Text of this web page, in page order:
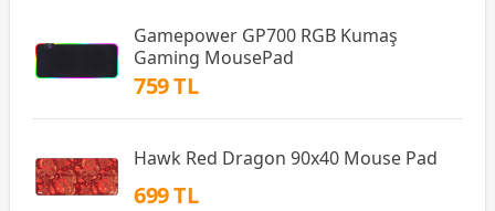
Gamepower GP700 RGB Kumaş
Gaming MousePad
759 TL
Hawk Red Dragon 90x40 Mouse Pad
699 TL